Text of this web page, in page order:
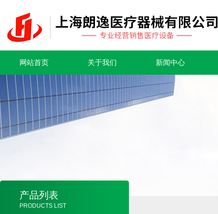
网站首页 关于我们 新闻中心
产品列表
PRODUCTS LIST